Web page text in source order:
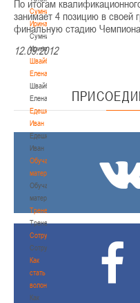
Сумникова
Ирина
Сумникова
Ирина
Швайбович
Елена
Швайбович
Елена
Едешко
Иван
Едешко
Иван
Обучающие
материалы
Обучающие
материалы
Тренерам
Тренерам
Сотрудничество
Сотрудничество
Как
стать
волонтером
Как
По итогам
занимает 4 позицию в своей
финальную стадию
12.09.2012